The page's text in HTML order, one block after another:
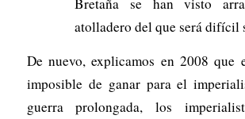
atolladero del que será difícil
De nuevo, explicamos en 2008 que
imposible de ganar para el
guerra prolongada, los